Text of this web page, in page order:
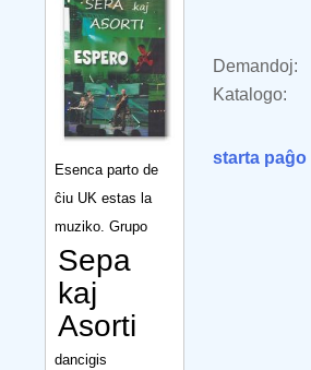
Esenca parto de
ĉiu UK estas la
muziko. Grupo
Sepa
kaj
Asorti
dancigis
Demandoj:
Katalogo:
starta paĝo